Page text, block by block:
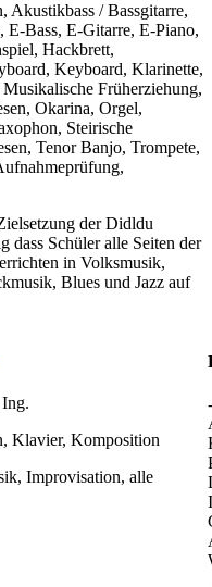
Akustikbass / Bassgitarre,
Bass, E-Gitarre, E-Piano,
Hackbrett,
Keyboard, Klarinette,
Früherziehung,
Okarina, Orgel,
Steirische
Tenor Banjo, Trompete,
der Didldu
dass Schüler alle Seiten der
in Volksmusik,
Blues und Jazz auf
Klavier, Komposition
Improvisation, alle